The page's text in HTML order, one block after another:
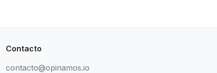
Contacto
contacto@opinamos.io